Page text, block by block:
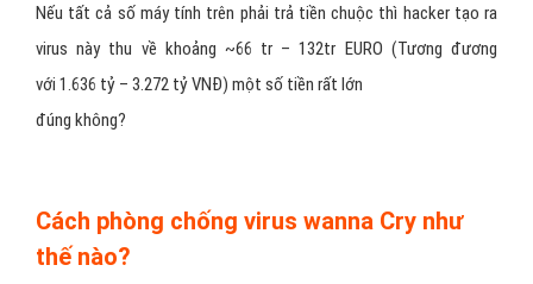
Nếu tất cả số máy tính trên phải trả tiền chuộc thì hacker tạo ra
virus này thu về khoảng ~66 tr – 132tr EURO (Tương đương
với 1.636 tỷ – 3.272 tỷ VNĐ) một số tiền rất lớn
đúng không?
Cách phòng chống virus wanna Cry như
thế nào?